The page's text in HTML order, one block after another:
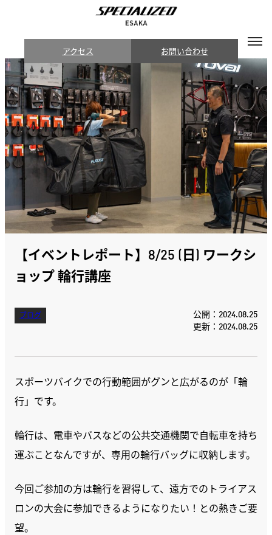
アクセス お問い合わせ
【イベントレポート】8/25 (日) ワークシ
ョップ 輪行講座
ブログ
公開：2024.08.25
更新：2024.08.25
スポーツバイクでの行動範囲がグンと広がるのが「輪
行」です。
輪行は、電車やバスなどの公共交通機関で自転車を持ち
運ぶことなんですが、専用の輪行バッグに収納します。
今回ご参加の方は輪行を習得して、遠方でのトライアス
ロンの大会に参加できるようになりたい！との熱きご要
望。